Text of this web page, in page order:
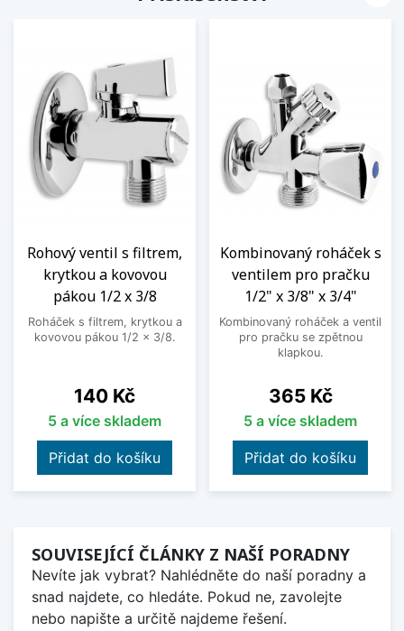
Rohový ventil s filtrem,
krytkou a kovovou
pákou 1/2 x 3/8
Roháček s filtrem, krytkou a
kovovou pákou 1/2 x 3/8.
Cena
140 Kč
5 a více skladem
Přidat do košíku
Kombinovaný roháček s
ventilem pro pračku
1/2" x 3/8" x 3/4"
Kombinovaný roháček a ventil
pro pračku se zpětnou
klapkou.
Cena
365 Kč
5 a více skladem
Přidat do košíku
SOUVISEJÍCÍ ČLÁNKY Z NAŠÍ PORADNY
Nevíte jak vybrat? Nahlédněte do naší poradny a
snad najdete, co hledáte. Pokud ne, zavolejte
nebo napište a určitě najdeme řešení.